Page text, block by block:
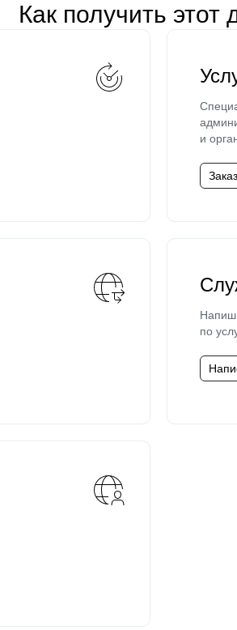
Как получить этот
и
по